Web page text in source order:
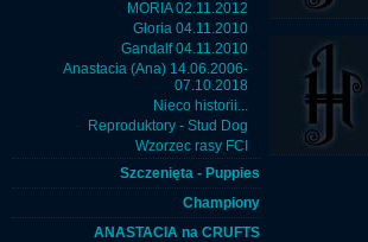
MORIA 02.11.2012
Gloria 04.11.2010
Gandalf 04.11.2010
Anastacia (Ana) 14.06.2006-
07.10.2018
Nieco historii...
Reproduktory - Stud Dog
Wzorzec rasy FCI
Szczenięta - Puppies
Championy
ANASTACIA na CRUFTS